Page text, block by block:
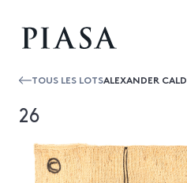
TOUS LES LOTSALEXANDER
26